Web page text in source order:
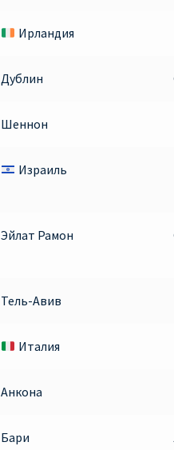
Ирландия
Дублин
Шеннон
Израиль
Эйлат Рамон
Тель-Авив
Италия
Анкона
Бари